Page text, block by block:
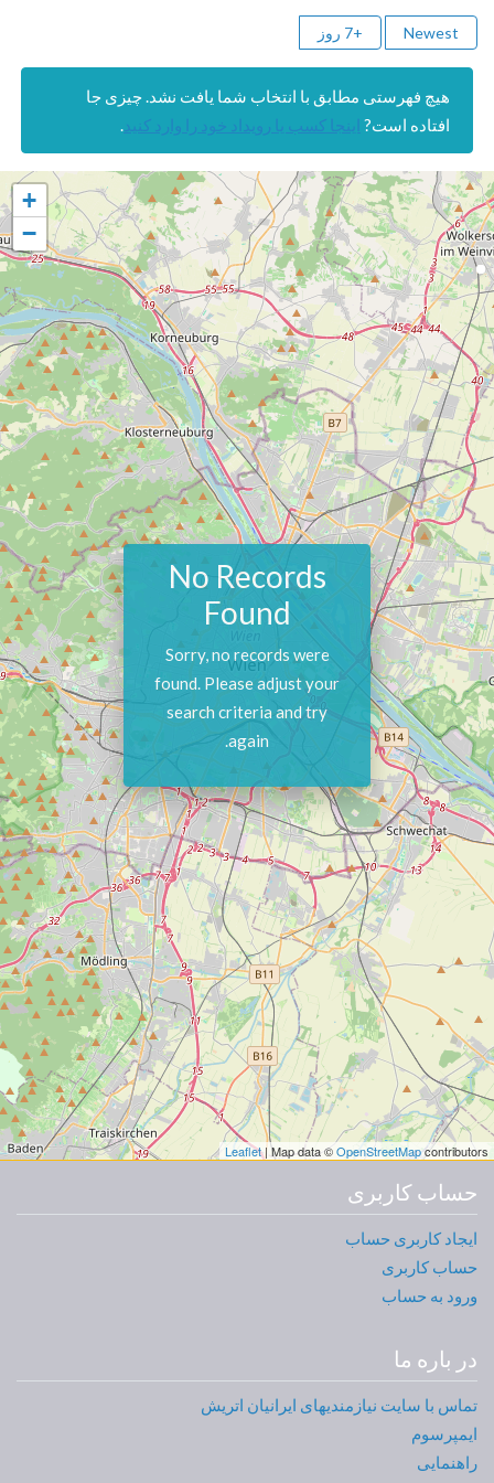
Newest +7 روز
هیچ فهرستی مطابق با انتخاب شما یافت نشد. چیزی جا
افتاده است? اینجا کسب یا رویداد خود را وارد کنید.
+
−
Leaflet| Map data ©OpenStreetMapcontributors
No Records
Found
Sorry, no records were
found. Please adjust your
search criteria and try
again.
حساب کاربری
ایجاد کاربری حساب
حساب کاربری
ورود به حساب
در باره ما
تماس با سایت نیازمندیهای ایرانیان اتریش
ایمپرسوم
راهنمایی